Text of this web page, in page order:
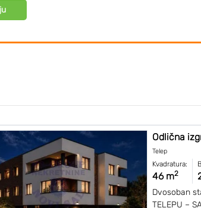
Odlična
Telep
Kvadratura:
46 m2
Dvosoban
TELEPU –